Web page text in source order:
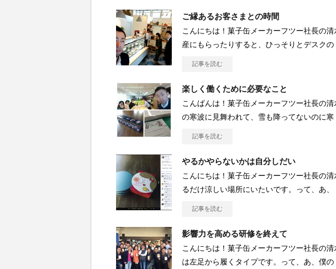
ご縁あるお客さまとの時間
こんにちは！菓子缶メーカーフツー社長の清
産にもらったりすると、ひっそりとデスクの
記事を読む
楽しく働くために必要なこと
こんばんは！菓子缶メーカーフツー社長の清
の寒波に見舞われて、雪も降ってないのに寒
記事を読む
やるかやらないかは自分しだい
こんにちは！菓子缶メーカーフツー社長の清
るだけ涼しい場所にいたいです。って、あ、
記事を読む
影響力を高める研修を終えて
こんにちは！菓子缶メーカーフツー社長の
は左足から履くタイプです。って、あ、僕の